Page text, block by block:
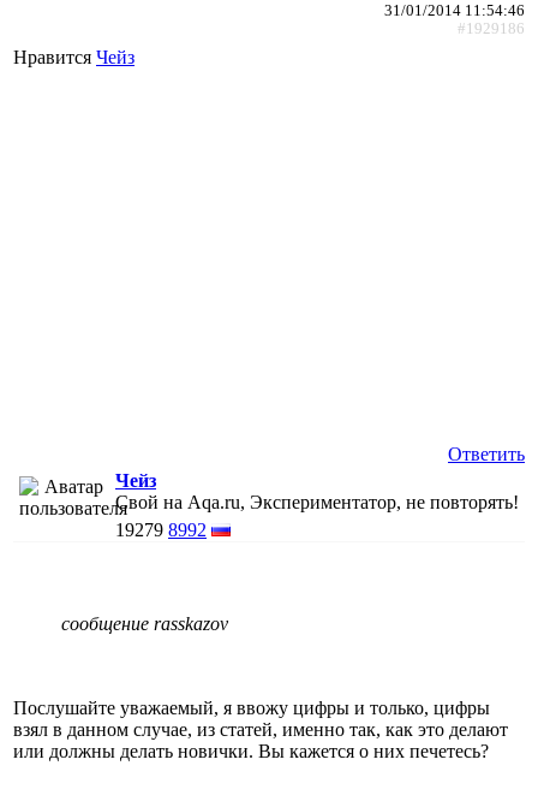
31/01/2014 11:54:46
#1929186
Нравится Чейз
Ответить
Чейз
Свой на Aqa.ru, Экспериментатор, не повторять!
19279 8992
сообщение rasskazov
Послушайте уважаемый, я ввожу цифры и только, цифры
взял в данном случае, из статей, именно так, как это делают
или должны делать новички. Вы кажется о них печетесь?